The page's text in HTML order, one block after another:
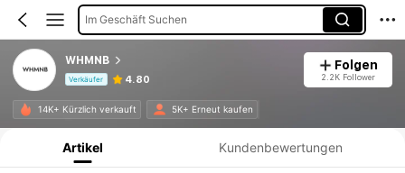
Im Geschäft Suchen
WHMNB
Verkäufer 4.80
Folgen
2.2K Follower
14K+ Kürzlich verkauft 5K+ Erneut kaufen
Produktinformation: Preisangabe, Verkaufs- und Lagerbestandsdetails.
Artikel Kundenbewertungen